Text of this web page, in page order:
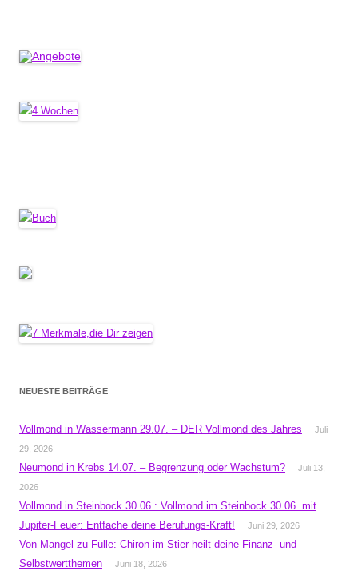
NEUESTE BEITRÄGE
Vollmond in Wassermann 29.07. – DER Vollmond des Jahres
Juli
29, 2026
Neumond in Krebs 14.07. – Begrenzung oder Wachstum?
Juli 13,
2026
Vollmond in Steinbock 30.06.: Vollmond im Steinbock 30.06. mit
Jupiter-Feuer: Entfache deine Berufungs-Kraft!
Juni 29, 2026
Von Mangel zu Fülle: Chiron im Stier heilt deine Finanz- und
Selbstwertthemen
Juni 18, 2026